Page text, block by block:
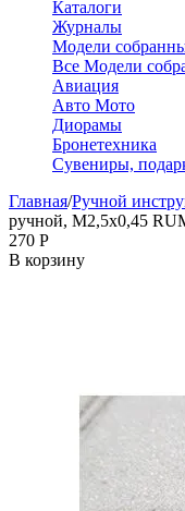
Каталоги
Журналы
Модели
Все Модели
Авиация
Авто Мото
Диорамы
Бронетехника
Сувениры,
Главная/Ручной
ручной, М2,5х0,45
‍270‍ Р
В корзину